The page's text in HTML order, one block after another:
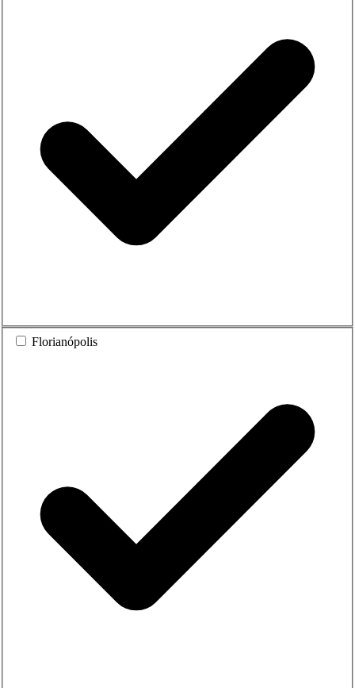
Florianópolis